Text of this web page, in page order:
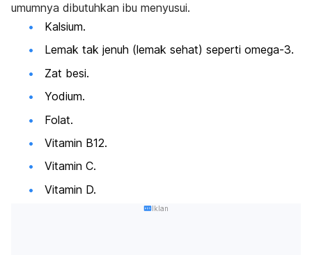
umumnya dibutuhkan ibu menyusui.
Kalsium.
Lemak tak jenuh (lemak sehat) seperti omega-3.
Zat besi.
Yodium.
Folat.
Vitamin B12.
Vitamin C.
Vitamin D.
Iklan